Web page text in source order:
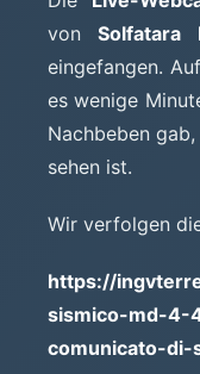
vonSolfatara
eingefangen.
es wenige
Nachbeben
sehen ist.
Wir verfolgen
https://
sismico-md-4-
comunicato-di-